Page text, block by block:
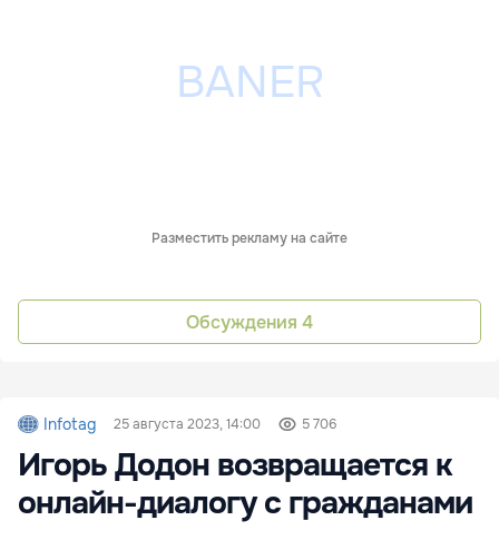
Разместить рекламу на сайте
Обсуждения 4
Infotag 25 августа 2023, 14:00 5 706
Игорь Додон возвращается к
онлайн-диалогу с гражданами